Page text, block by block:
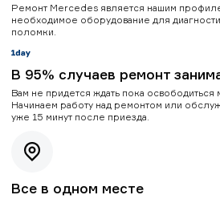
Ремонт Mercedes является нашим
необходимое оборудование для
поломки.
В 95% случаев ремонт
Вам не придется ждать пока освободиться
Начинаем работу над ремонтом или
уже 15 минут после приезда.
Все в одном месте